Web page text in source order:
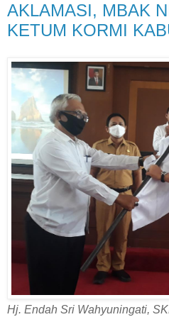
AKLAMASI, MBAK
KETUM KORMI
Hj. Endah Sri Wahyuningati,